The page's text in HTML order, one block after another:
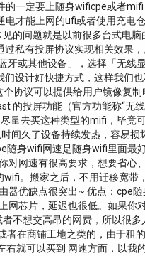
一定要上随身wificpe或者
才能上网的ufi或者使用充电
的问题就是以前很多台式电
私有投屏协议实现相关效果
或其他设备」，选择「无线
设计好快捷方式，这样我们
协议可以提供给用户镜像复
投屏功能（官方功能称“无
量去买这种类型的mifi，毕竟
久了设备持续发热，容易
身wifi网速是随身wifi里面最
网速有很高要求，想要省心
。搬家之后，不用迁移宽带
优缺点很突出~ 优点：cpe
芯片，延迟也很低。如果你
不想交高昂的网费，所以很
在商铺工地之类的，由于租
就可以买到 网速方面，以